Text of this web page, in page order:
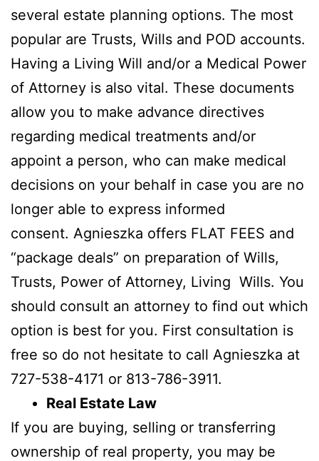
several estate planning options. The most
popular are Trusts, Wills and POD accounts.
Having a Living Will and/or a Medical Power
of Attorney is also vital. These documents
allow you to make advance directives
regarding medical treatments and/or
appoint a person, who can make medical
decisions on your behalf in case you are no
longer able to express informed
consent. Agnieszka offers FLAT FEES and
“package deals” on preparation of Wills,
Trusts, Power of Attorney, Living Wills. You
should consult an attorney to find out which
option is best for you. First consultation is
free so do not hesitate to call Agnieszka at
727-538-4171 or 813-786-3911.
Real Estate Law
If you are buying, selling or transferring
ownership of real property, you may be